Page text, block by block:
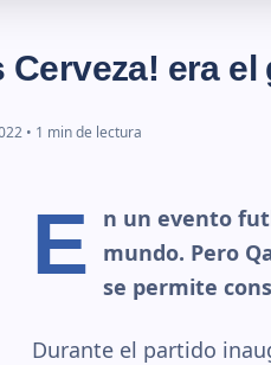
Cerveza! era
• 1 min de lectura
E
n un evento
mundo. Pero
se permite
Durante el partido